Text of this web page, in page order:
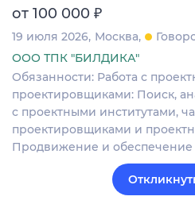
от 100 000 ₽
19 июля 2026 Москва
ООО ТПК "БИЛДИКА"
Обязанности: Работа с
проектировщиками: Поиск,
с проектными институтами,
проектировщиками и
Продвижение и